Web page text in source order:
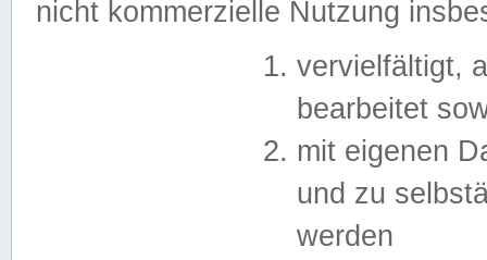
nicht kommerzielle Nutzung
vervielfältigt,
bearbeitet
mit eigenen
und zu
werden